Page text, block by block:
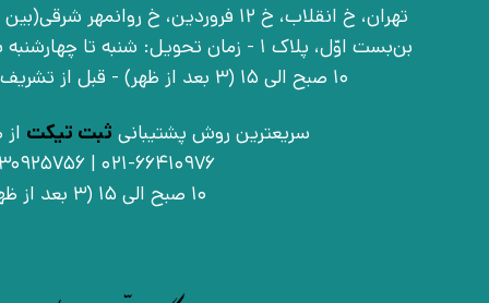
بن‌بست اوّل، پلاک 1 - زمان تحویل: شنبه
10 صبح الی 15 (3 بعد از ظهر) - قبل از تشریف آوردن تماس بگیرید
سریعترین روش پشتیبانی ثبت تیکت
10 صبح الی 15 (3 بعد از ظهر)